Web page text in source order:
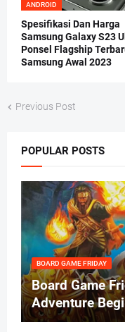
ANDROID
Spesifikasi Dan Harga
Samsung Galaxy S23
Ponsel Flagship
Samsung Awal 2023
Previous Post
POPULAR POSTS
BOARD GAME FRIDAY
Board Game
Adventure